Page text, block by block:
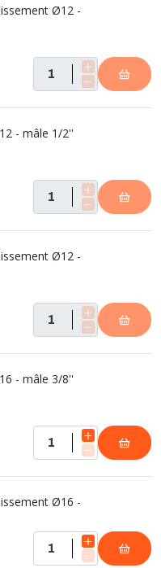
Ø12 -
- mâle 1/2''
Ø12 -
- mâle 3/8''
Ø16 -